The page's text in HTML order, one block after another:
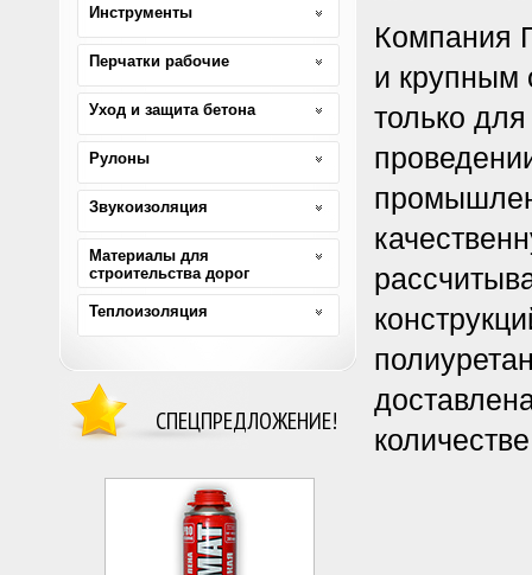
Компания
и крупным
только
Инструменты
Перчатки рабочие
Уход и защита бетона
Рулоны
Звукоизоляция
Материалы для
строительства дорог
Теплоизоляция
СПЕЦПРЕДЛОЖЕНИЕ!